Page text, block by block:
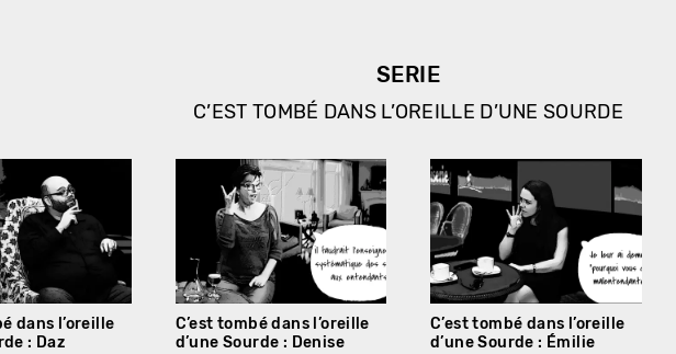
SERIE
C’EST TOMBÉ DANS L’OREILLE D’UNE SOURDE
dans l’oreille
: Daz
C’est tombé dans l’oreille
d’une Sourde : Denise
C’est tombé dans l’oreille
d’une Sourde : Émilie